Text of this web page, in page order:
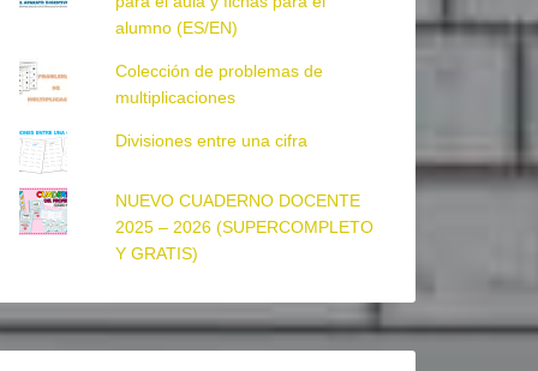
alumno (ES/EN)
Colección de problemas de
multiplicaciones
Divisiones entre una cifra
NUEVO CUADERNO DOCENTE
2025 – 2026 (SUPERCOMPLETO
Y GRATIS)